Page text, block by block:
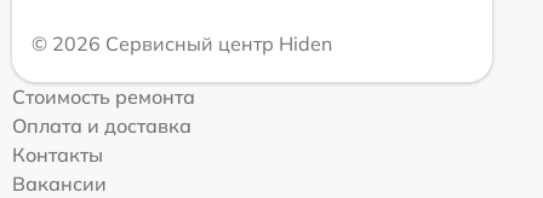
© 2026 Сервисный центр Hiden
Стоимость ремонта
Оплата и доставка
Контакты
Вакансии